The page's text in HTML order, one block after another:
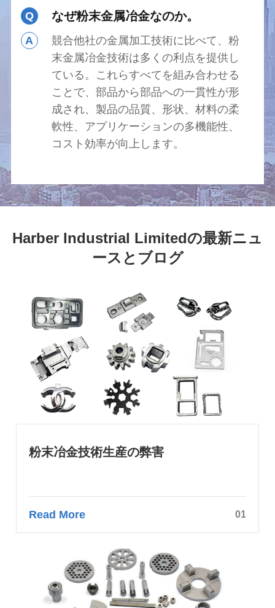
Q なぜ粉末金属冶金なのか。
A
競合他社の金属加工技術に比べて、粉
末金属冶金技術は多くの利点を提供し
ている。これらすべてを組み合わせる
ことで、部品から部品への一貫性が形
成され、製品の品質、形状、材料の柔
軟性、アプリケーションの多機能性、
コスト効率が向上します。
Harber Industrial Limitedの最新ニュ
ースとブログ
粉末冶金技術生産の弊害
Read More 01